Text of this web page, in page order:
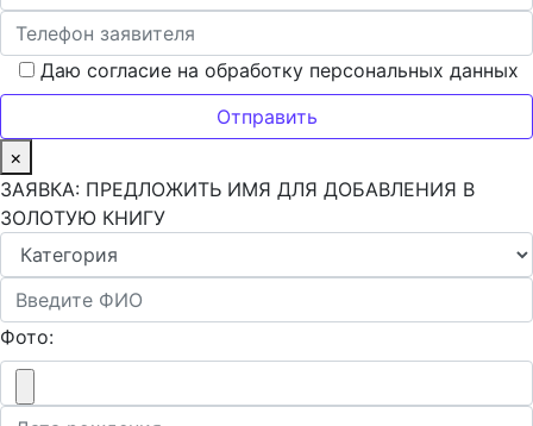
Даю согласие на обработку персональных данных
×
ЗАЯВКА: ПРЕДЛОЖИТЬ ИМЯ ДЛЯ ДОБАВЛЕНИЯ В
ЗОЛОТУЮ КНИГУ
Фото: